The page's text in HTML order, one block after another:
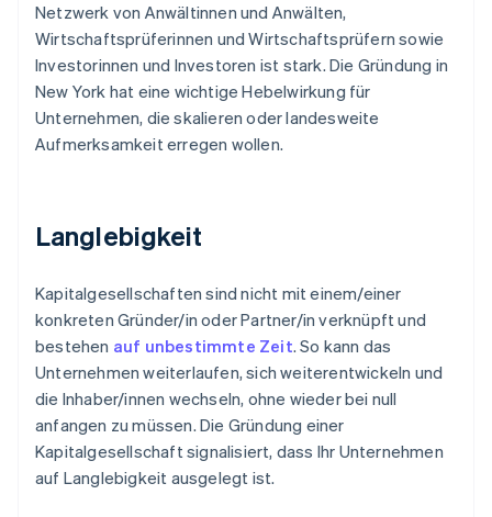
Netzwerk von Anwältinnen und Anwälten,
Wirtschaftsprüferinnen und Wirtschaftsprüfern sowie
Investorinnen und Investoren ist stark. Die Gründung in
New York hat eine wichtige Hebelwirkung für
Unternehmen, die skalieren oder landesweite
Aufmerksamkeit erregen wollen.
Langlebigkeit
Kapitalgesellschaften sind nicht mit einem/einer
konkreten Gründer/in oder Partner/in verknüpft und
bestehen auf unbestimmte Zeit. So kann das
Unternehmen weiterlaufen, sich weiterentwickeln und
die Inhaber/innen wechseln, ohne wieder bei null
anfangen zu müssen. Die Gründung einer
Kapitalgesellschaft signalisiert, dass Ihr Unternehmen
auf Langlebigkeit ausgelegt ist.